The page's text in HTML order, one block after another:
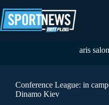
al
contenuto
aris
Conference League: in
Dinamo Kiev